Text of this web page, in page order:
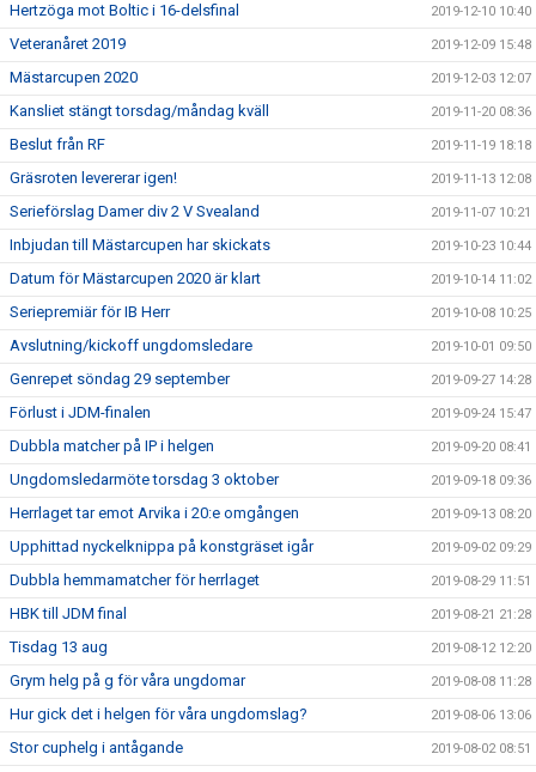
Hertzöga mot Boltic i 16-delsfinal 2019-12-10 10:40
Veteranåret 2019 2019-12-09 15:48
Mästarcupen 2020 2019-12-03 12:07
Kansliet stängt torsdag/måndag kväll 2019-11-20 08:36
Beslut från RF 2019-11-19 18:18
Gräsroten levererar igen! 2019-11-13 12:08
Serieförslag Damer div 2 V Svealand 2019-11-07 10:21
Inbjudan till Mästarcupen har skickats 2019-10-23 10:44
Datum för Mästarcupen 2020 är klart 2019-10-14 11:02
Seriepremiär för IB Herr 2019-10-08 10:25
Avslutning/kickoff ungdomsledare 2019-10-01 09:50
Genrepet söndag 29 september 2019-09-27 14:28
Förlust i JDM-finalen 2019-09-24 15:47
Dubbla matcher på IP i helgen 2019-09-20 08:41
Ungdomsledarmöte torsdag 3 oktober 2019-09-18 09:36
Herrlaget tar emot Arvika i 20:e omgången 2019-09-13 08:20
Upphittad nyckelknippa på konstgräset igår 2019-09-02 09:29
Dubbla hemmamatcher för herrlaget 2019-08-29 11:51
HBK till JDM final 2019-08-21 21:28
Tisdag 13 aug 2019-08-12 12:20
Grym helg på g för våra ungdomar 2019-08-08 11:28
Hur gick det i helgen för våra ungdomslag? 2019-08-06 13:06
Stor cuphelg i antågande 2019-08-02 08:51